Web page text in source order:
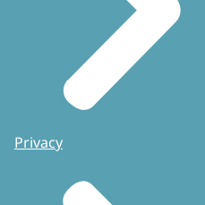
Privacy